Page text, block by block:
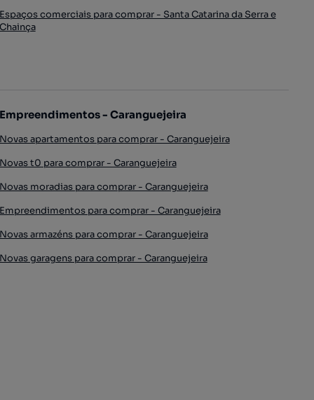
Espaços comerciais para comprar - Santa Catarina da Serra e
Chainça
Empreendimentos - Caranguejeira
Novas apartamentos para comprar - Caranguejeira
Novas t0 para comprar - Caranguejeira
Novas moradias para comprar - Caranguejeira
Empreendimentos para comprar - Caranguejeira
Novas armazéns para comprar - Caranguejeira
Novas garagens para comprar - Caranguejeira